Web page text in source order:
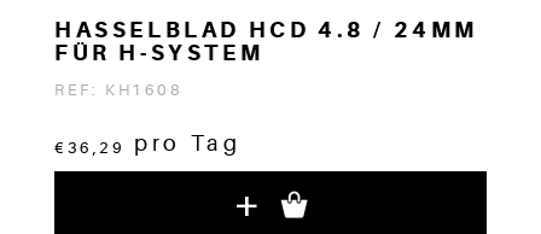
HASSELBLAD HCD 4.8 / 24MM
FÜR H-SYSTEM
REF: KH1608
€36,29 pro Tag
+